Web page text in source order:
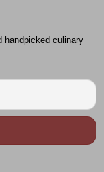
handpicked culinary